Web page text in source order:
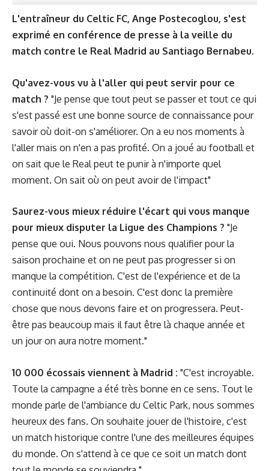
L'entraîneur du Celtic FC, Ange Postecoglou, s'est
exprimé en conférence de presse à la veille du
match contre le Real Madrid au Santiago Bernabeu.
Qu'avez-vous vu à l'aller qui peut servir pour ce
match ? "Je pense que tout peut se passer et tout ce qui
s'est passé est une bonne source de connaissance pour
savoir où doit-on s'améliorer. On a eu nos moments à
l'aller mais on n'en a pas profité. On a joué au football et
on sait que le Real peut te punir à n'importe quel
moment. On sait où on peut avoir de l'impact"
Saurez-vous mieux réduire l'écart qui vous manque
pour mieux disputer la Ligue des Champions ? "Je
pense que oui. Nous pouvons nous qualifier pour la
saison prochaine et on ne peut pas progresser si on
manque la compétition. C'est de l'expérience et de la
continuité dont on a besoin. C'est donc la première
chose que nous devons faire et on progressera. Peut-
être pas beaucoup mais il faut être là chaque année et
un jour on aura notre moment."
10 000 écossais viennent à Madrid : "C'est incroyable.
Toute la campagne a été très bonne en ce sens. Tout le
monde parle de l'ambiance du Celtic Park, nous sommes
heureux des fans. On souhaite jouer de l'histoire, c'est
un match historique contre l'une des meilleures équipes
du monde. On s'attend à ce que ce soit un match dont